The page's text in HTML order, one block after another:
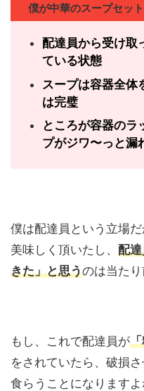
僕が中華のスープセッ
配達員から受け取
ている状態
スープは容器全体
は完璧
ところが容器のラ
プがジワ〜っと漏
僕は配達員という立場
美味しく頂いたし、 配
きた」と思うのは当た
もし、これで配達員が
をされていたら、破損
食らうことになります